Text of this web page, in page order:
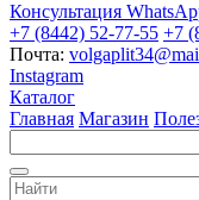
Консультация
+7 (8442) 52-77-55 +7
Почта:
Instagram
Каталог
Главная Магазин